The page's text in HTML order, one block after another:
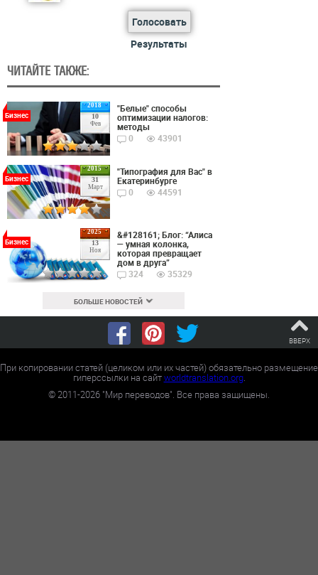
Голосовать
Результаты
ЧИТАЙТЕ ТАКЖЕ:
2018
10
Фев
Бизнес
"Белые" способы
оптимизации налогов:
методы
0
43901
2015
31
Март
Бизнес
"Типография для Вас" в
Екатеринбурге
0
44591
2025
13
Ноя
Бизнес
&#128161; Блог: “Алиса
— умная колонка,
которая превращает
дом в друга”
324
35329
БОЛЬШЕ НОВОСТЕЙ
ВВЕРХ
При копировании статей (целиком или их частей) обязательно размещение
гиперссылки на сайтworldtranslation.org.
©2011-2026 "Мир переводов". Все права защищены.